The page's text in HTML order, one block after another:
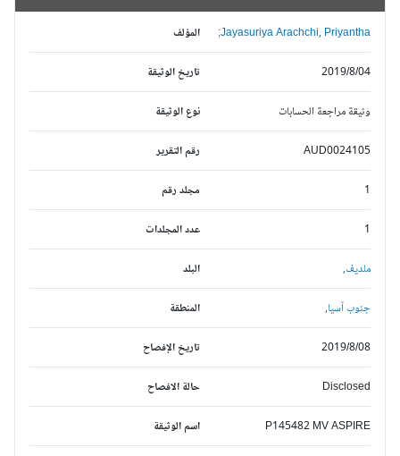
المؤلف Jayasuriya Arachchi, Priyantha;
تاريخ الوثيقة 2019/8/04
نوع الوثيقة وثيقة مراجعة الحسابات
رقم التقرير AUD0024105
مجلد رقم
عدد المجلدات
البلد ملديف,
المنطقة جنوب آسيا,
تاريخ الإفصاح 2019/8/08
حالة الافصاح Disclosed
اسم الوثيقة P145482 MV ASPIRE